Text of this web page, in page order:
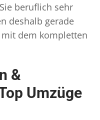
beruflich sehr
deshalb gerade
mit dem kompletten
&
Umzüge